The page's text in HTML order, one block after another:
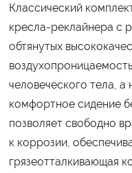
Классический
кресла-реклайнера с
обтянутых
человеческого тела,
комфортное сидение
позволяет свободно
к коррозии,
грязеотталкивающая